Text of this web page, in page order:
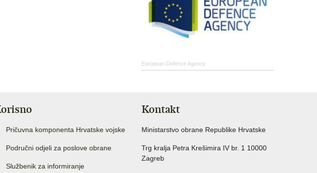
European Defence Agency
Pričuvna komponenta Hrvatske vojske
Područni odjeli za poslove obrane
Službenik za informiranje
Kontakt
Ministarstvo obrane Republike Hrvatske
Trg kralja Petra Krešimira IV br. 1 10000
Zagreb